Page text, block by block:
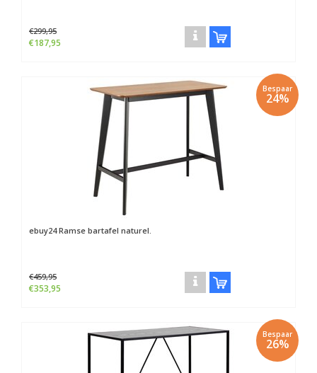
€299,95
€187,95
Bespaar
24%
ebuy24Ramse bartafel naturel.
€459,95
€353,95
Bespaar
26%